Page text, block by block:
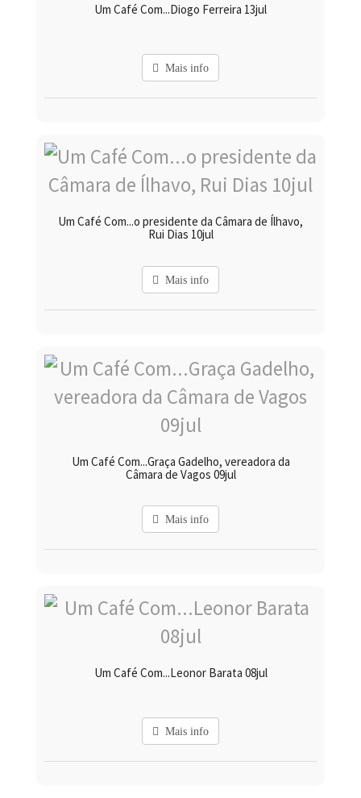
Um Café Com...Diogo Ferreira 13jul
Mais info
Um Café Com...o presidente da Câmara de Ílhavo,
Rui Dias 10jul
Mais info
Um Café Com...Graça Gadelho, vereadora da
Câmara de Vagos 09jul
Mais info
Um Café Com...Leonor Barata 08jul
Mais info